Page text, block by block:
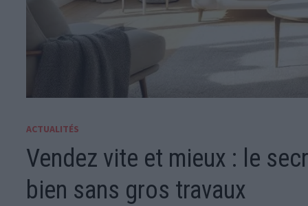
ACTUALITÉS
Vendez vite et mieux : le
bien sans gros travaux